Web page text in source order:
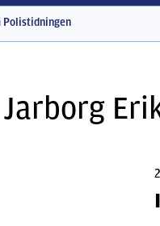
Polistidningen